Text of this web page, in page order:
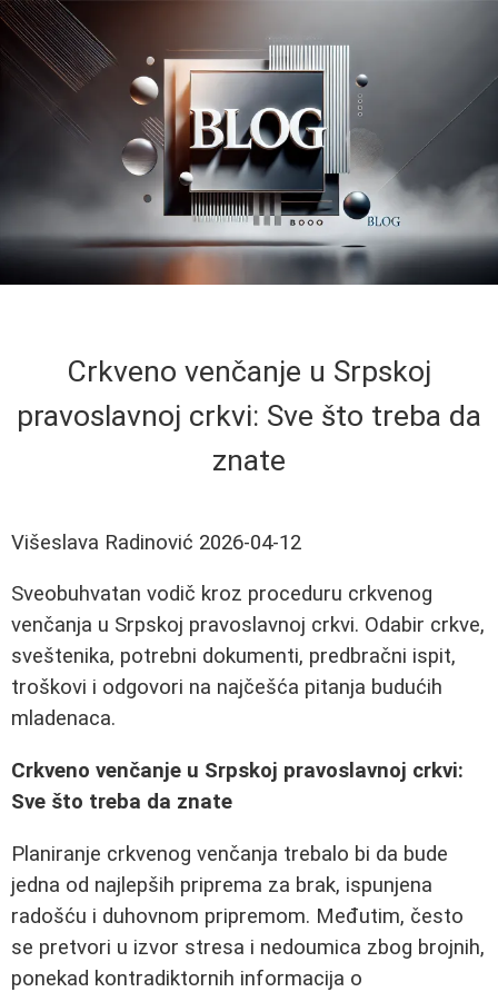
Crkveno venčanje u Srpskoj
pravoslavnoj crkvi: Sve što treba da
znate
Višeslava Radinović 2026-04-12
Sveobuhvatan vodič kroz proceduru crkvenog
venčanja u Srpskoj pravoslavnoj crkvi. Odabir crkve,
sveštenika, potrebni dokumenti, predbračni ispit,
troškovi i odgovori na najčešća pitanja budućih
mladenaca.
Crkveno venčanje u Srpskoj pravoslavnoj crkvi:
Sve što treba da znate
Planiranje crkvenog venčanja trebalo bi da bude
jedna od najlepših priprema za brak, ispunjena
radošću i duhovnom pripremom. Međutim, često
se pretvori u izvor stresa i nedoumica zbog brojnih,
ponekad kontradiktornih informacija o